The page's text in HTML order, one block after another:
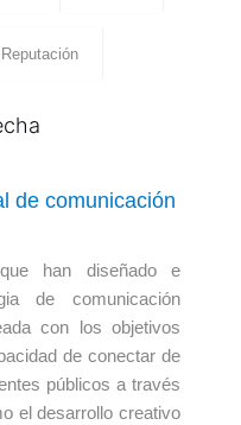
Reputación
de comunicación
han diseñado e
de comunicación
con los objetivos
de conectar de
públicos a través
el desarrollo creativo